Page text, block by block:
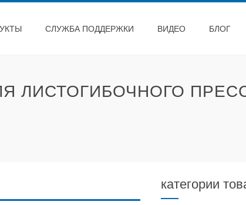
СЛУЖБА ПОДДЕРЖКИ ВИДЕО БЛОГ
ЛИСТОГИБОЧНОГО
категории